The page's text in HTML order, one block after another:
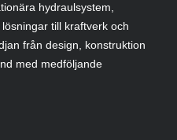
hydraulsystem,
till kraftverk och
från design, konstruktion
med medföljande